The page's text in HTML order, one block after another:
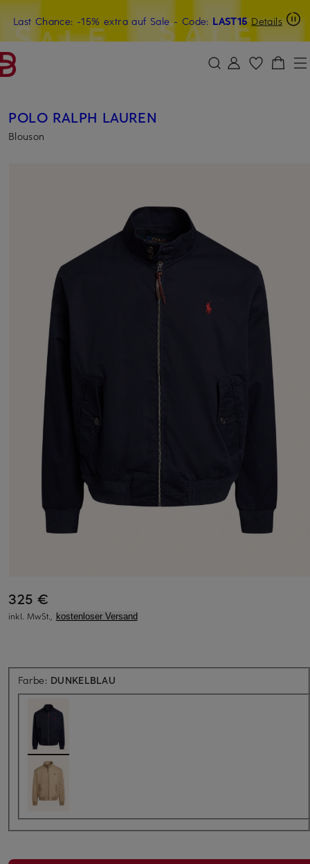
ZUM HAUPTINHALT ÜBERSPRINGEN ZUM SUCHFELD ÜBERSPRINGEN
Last Chance: -15% extra auf Sale- Code: LAST15 Details
20€-Willkommensgutschein mit Beyond sichern
POLO RALPH LAUREN
Blouson
325 €
inkl. MwSt., kostenloser Versand
Farbe: DUNKELBLAU